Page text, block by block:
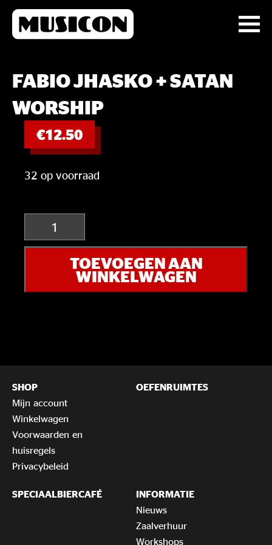
FABIO JHASKO + SATAN
WORSHIP
€12.50
32 op voorraad
Fabio
Jhasko
+
aantal
TOEVOEGEN AAN
WINKELWAGEN
SHOP
Mijn account
Winkelwagen
Voorwaarden en
huisregels
Privacybeleid
OEFENRUIMTES
SPECIAALBIERCAFÉ
INFORMATIE
Nieuws
Zaalverhuur
Workshops